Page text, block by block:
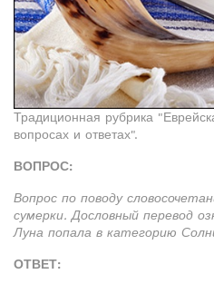
Традиционная рубрика
вопросах и ответах".
ВОПРОС:
Вопрос по поводу
сумерки. Дословный перевод
Луна попала в категорию
ОТВЕТ: